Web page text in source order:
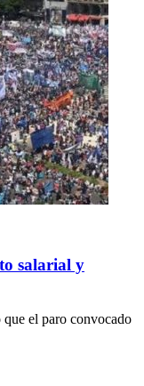
salarial y
que el paro convocado